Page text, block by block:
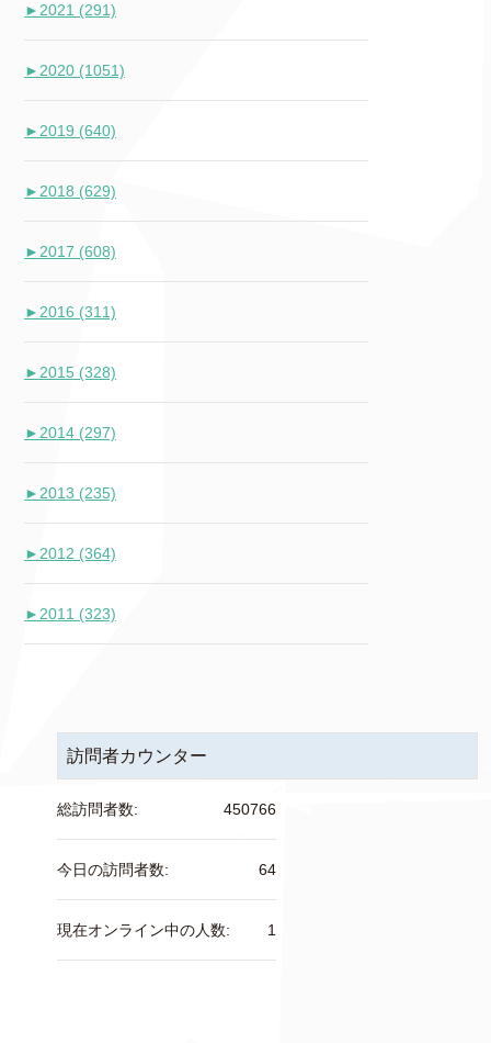
► 2021 (291)
► 2020 (1051)
► 2019 (640)
► 2018 (629)
► 2017 (608)
► 2016 (311)
► 2015 (328)
► 2014 (297)
► 2013 (235)
► 2012 (364)
► 2011 (323)
訪問者カウンター
450766
総訪問者数:
64
今日の訪問者数:
1
現在オンライン中の人数: